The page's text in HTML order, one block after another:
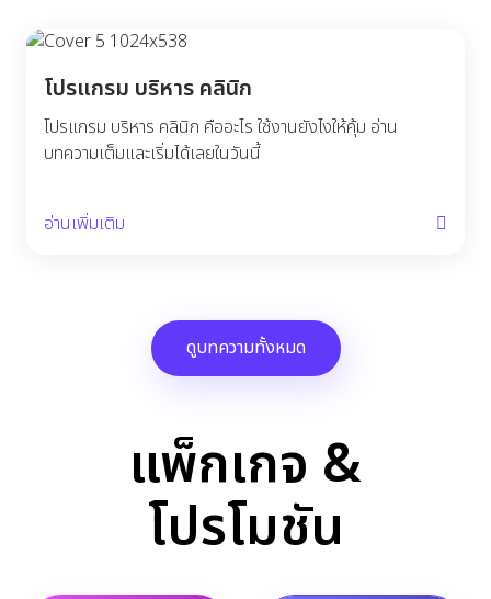
โปรแกรม บริหาร คลินิก
โปรแกรม บริหาร คลินิก คืออะไร ใช้งานยังไงให้คุ้ม อ่าน
บทความเต็มและเริ่มได้เลยในวันนี้
อ่านเพิ่มเติม
ดูบทความทั้งหมด
แพ็กเกจ &
โปรโมชัน